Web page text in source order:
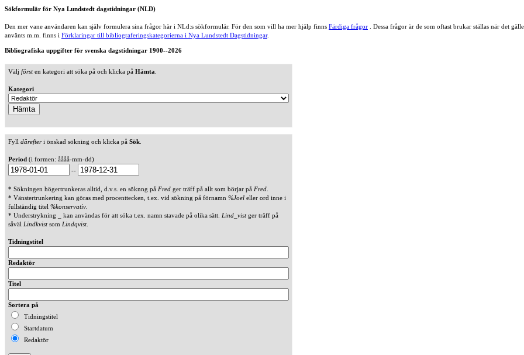
Sökformulär för Nya Lundstedt dagstidningar (NLD)
Den mer vane användaren kan själv formulera sina frågor här i NLd:s sökformulär. För den som vill ha mer hjälp finns Färdiga frågor . Dessa frågor är de som oftast brukar ställas när det
använts m.m. finns i Förklaringar till bibliograferingskategorierna i Nya Lundstedt Dagstidningar.
Bibliografiska uppgifter för svenska dagstidningar 1900--2026
Välj försten kategori att söka på och klicka på Hämta
Kategori
Fyll därefteri önskad sökning och klicka på Sök
Period (i formen: åååå-mm-dd)
--
* Sökningen högertrunkeras alltid, d.v.s. en söknng på Fred ger träff på allt som börjar på Fred
* Vänstertrunkering kan göras med procenttecken, t.ex. vid sökning på förnamn %Joel eller ord inne i
fullständig titel %konservativ
* Understrykning _ kan användas för att söka t.ex. namn stavade på olika sätt. Lind_vistger träff på
såväl Lindkvistsom Lindqvist.
Tidningstitel
Redaktör
Titel
Sortera på
Tidningstitel
Startdatum
Redaktör